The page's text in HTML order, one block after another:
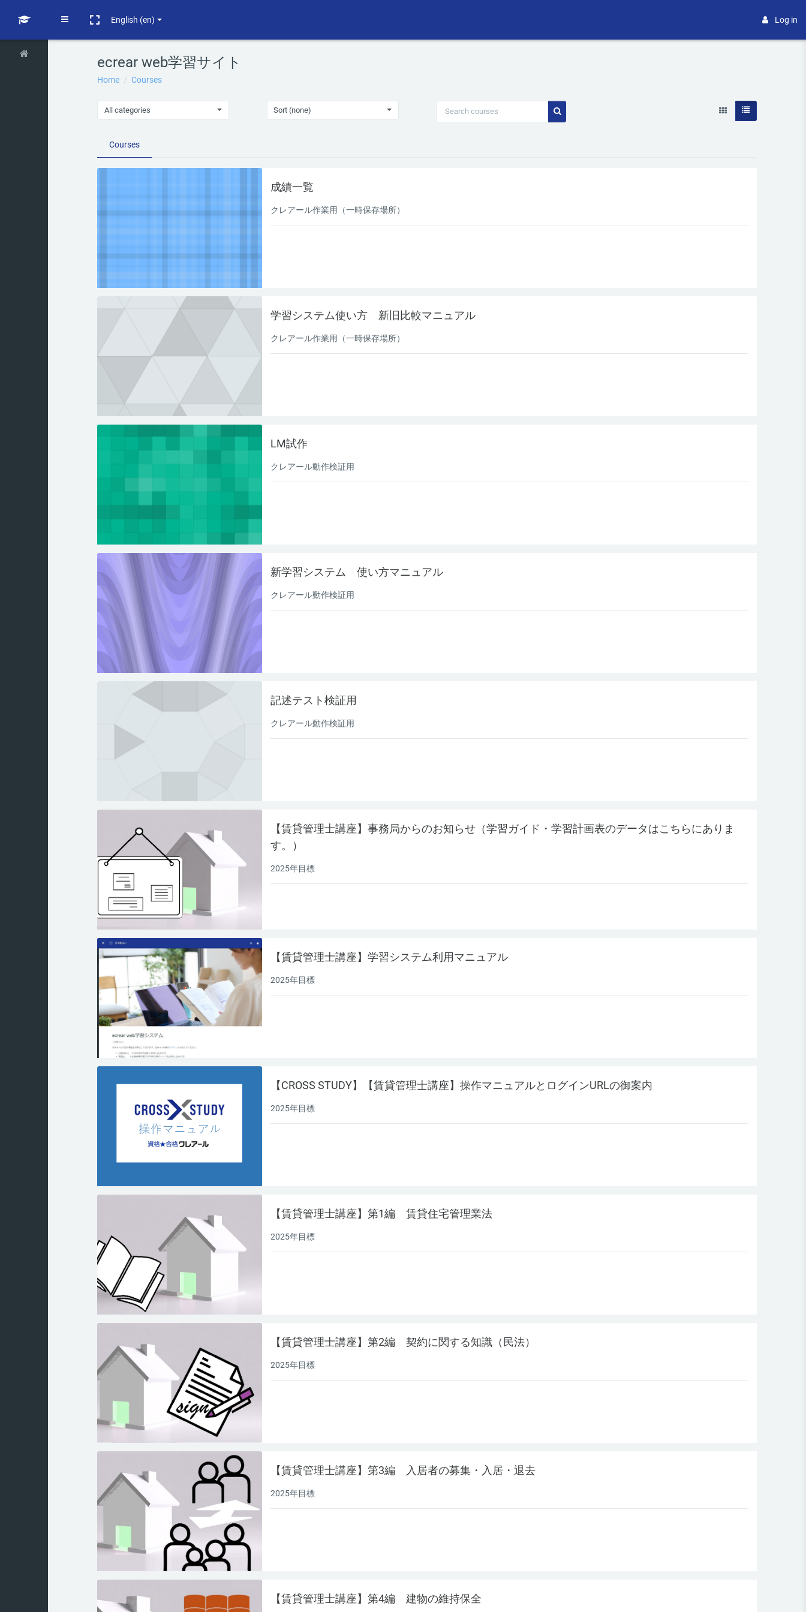
Side panel English ‎(en)‎ Log in
ecrear web学習サイト
Home Courses
All categories Sort (none) Search courses
Search courses
Courses
成績一覧
クレアール作業用（一時保存場所）
学習システム使い方 新旧比較マニュアル
クレアール作業用（一時保存場所）
LM試作
クレアール動作検証用
新学習システム 使い方マニュアル
クレアール動作検証用
記述テスト検証用
クレアール動作検証用
【賃貸管理士講座】事務局からのお知らせ（学習ガイド・学習計画表のデータはこちらにありま
す。）
2025年目標
【賃貸管理士講座】学習システム利用マニュアル
2025年目標
【CROSS STUDY】【賃貸管理士講座】操作マニュアルとログインURLの御案内
2025年目標
【賃貸管理士講座】第1編 賃貸住宅管理業法
2025年目標
【賃貸管理士講座】第2編 契約に関する知識（民法）
2025年目標
【賃貸管理士講座】第3編 入居者の募集・入居・退去
2025年目標
【賃貸管理士講座】第4編 建物の維持保全